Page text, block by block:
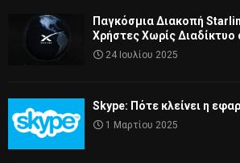
Παγκόσμια Διακοπή
Χρήστες Χωρίς Διαδίκτυο
24 Ιουλίου 2025
Skype: Πότε κλείνει η
1 Μαρτίου 2025